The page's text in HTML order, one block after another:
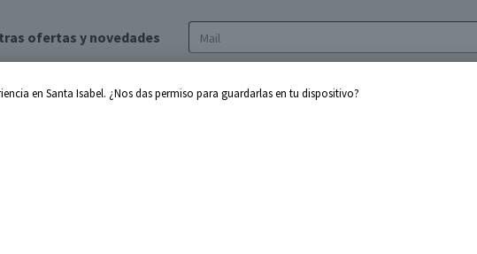
ofertas y novedades
de privacidad y de tratamiento de datos
en Santa Isabel. ¿Nos das permiso para guardarlas en tu dispositivo?